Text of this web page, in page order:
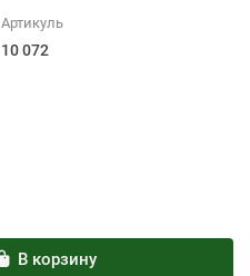
Артикуль
10 072
В корзину